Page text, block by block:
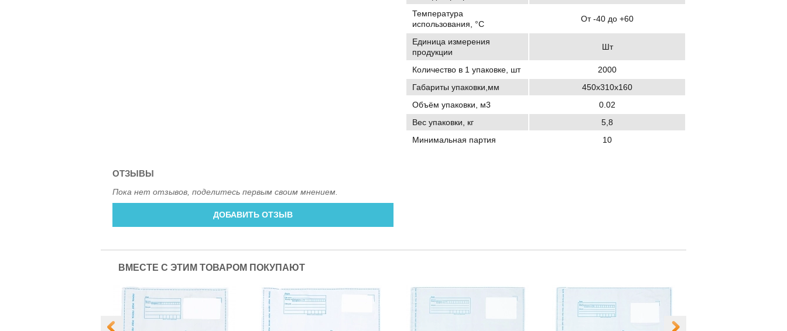
Температура
использования, °C
От -40 до +60
Единица измерения
продукции
Шт
Количество в 1 упаковке, шт
2000
Габариты упаковки,мм
450х310х160
Объём упаковки, м3
0.02
Вес упаковки, кг
5,8
Минимальная партия
10
ОТЗЫВЫ
Пока нет отзывов, поделитесь первым своим мнением.
ДОБАВИТЬ ОТЗЫВ
ВМЕСТЕ С ЭТИМ ТОВАРОМ ПОКУПАЮТ